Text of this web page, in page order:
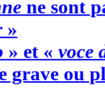
ne sont
»
» et « voce
grave ou